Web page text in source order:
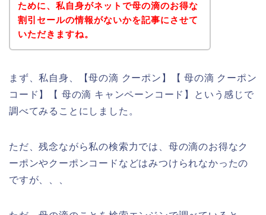
ために、私自身がネットで母の滴のお得な
割引セールの情報がないかを記事にさせて
いただきますね。
まず、私自身、【母の滴 クーポン】【 母の滴 クーポン
コード】【 母の滴 キャンペーンコード】という感じで
調べてみることにしました。
ただ、残念ながら私の検索力では、母の滴のお得なク
ーポンやクーポンコードなどはみつけられなかったの
ですが、、、